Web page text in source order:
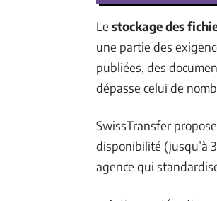
Le stockage des
une partie des
publiées, des
dépasse celui de
SwissTransfer
disponibilité (jusqu’à
agence qui